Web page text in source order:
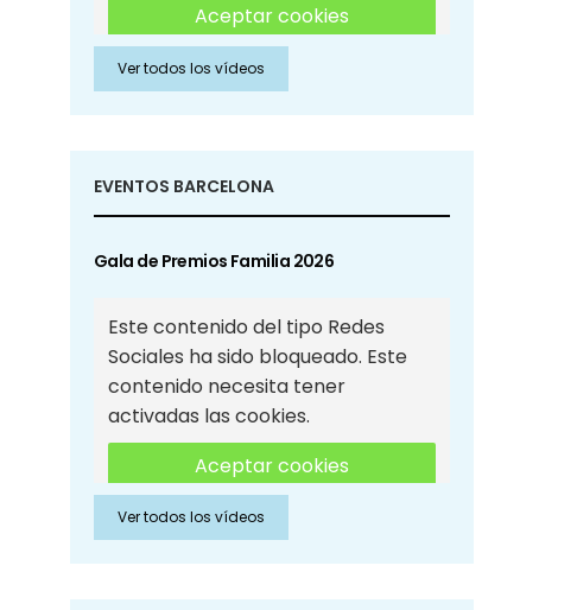
Aceptar cookies
Aceptar cookies de Redes
Sociales
Ver todos los vídeos
EVENTOS BARCELONA
Gala de Premios Familia 2026
Este contenido del tipo Redes
Sociales ha sido bloqueado. Este
contenido necesita tener
activadas las cookies.
Aceptar cookies
Aceptar cookies de Redes
Sociales
Ver todos los vídeos